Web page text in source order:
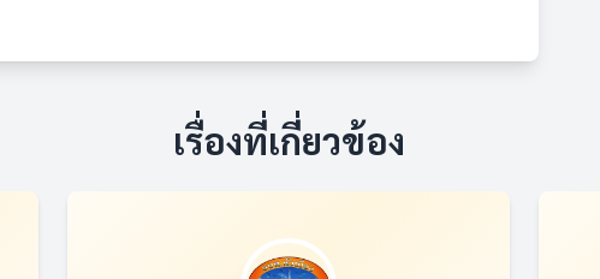
เรื่องที่เกี่ยวข้อง